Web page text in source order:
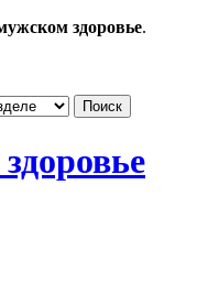
здоровье.